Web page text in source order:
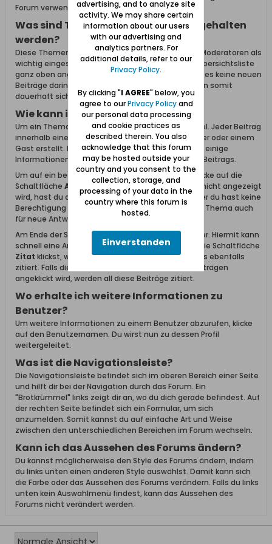
Forum verwendet.
Was sind Themen, welche oben festgehalten
werden?
Diese Themen wurden von Administratoren oder Moderatoren als
wichtig eingestuft. Diese Themen werden in der Übersichtsliste
ganz oben angezeigt und bleiben auch dort wenn es keine neuen
Beiträge darin gibt. Wichtige Informationen bleiben somit
dauerhaft sichtbar und zugänglich.
Wie kann ich Themen lesen?
Um ein Thema zu lesen, klicke einfach auf den Titel. Jeder Beitrag
innerhalb eines Themas wurde von einem Benutzer oder einem
Gast erstellt. Links neben dem Beitrag findet man einige
Informationen zum Ersteller des entsprechenden Beitrags.
Um auf ein bestehendes Thema zu antworten, klicke auf die
Schaltfläche Antworten. Falls diese Schaltfläche nicht angezeigt
wird, hast du dich entweder nicht angemeldet oder du hast keine
Berechtigung zum Antworten. Alternativ kann das Thema auch
für neue Antworten geschlossen sein.
Am Ende der Seite befindet sich ein Antwortfenster. Hiermit kann
schnell eine Antwort erstellt werden. Falls du auf die Schaltfläche
Zitat klickst, wird der Inhalt des vorherigen Beitrags ebenfalls
zitiert. Falls die Schaltfläche
in mehreren Beiträgen
angeklickt wird, werden all diese Beiträge zitiert.
Wo erhalte ich weitere Informationen zu
Benutzer?
Um weitere Informationen zu einem Benutzer abzurufen, klicke
auf den Benutzernamen. Du wirst nun zu dessen Profil
weitergeleitet.
Was ist die Navigationsleiste?
Die Navigationsleiste befindet sich im oberen Bereich einer Seite
und hilft dir bei der Navigation durch das Forum. Ein
"Brotkrümmel" links zeigt dir an, wo du dich gerade befindest. Auf
der rechten Seite befindet sich ein Formular, um sich
anzumelden. Somit kannst du auf einfache Art und Weise
zwischen den unterschiedlichen Bereichen im Forum wechseln.
Kann ich das Aussehen des Forums ändern?
Du kannst möglicherweise den Style des Forums ändern, indem
du links unten einen anderen Style auswählst. Damit kann sich
die Farbe oder das Aussehen des Forums verändern. Falls du links
unten kein Auswahlmenü findest, kann das Aussehen des
Forums nicht verändert werden.
advertising, and to analyze site
activity. We may share certain
information about our users
with our advertising and
analytics partners. For
additional details, refer to our
Privacy Policy.
By clicking "I AGREE" below, you
agree to ourPrivacy Policyand
our personal data processing
and cookie practices as
described therein. You also
acknowledge that this forum
may be hosted outside your
country and you consent to the
collection, storage, and
processing of your data in the
country where this forum is
hosted.
Einverstanden